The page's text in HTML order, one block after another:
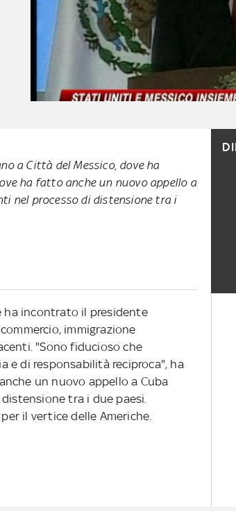
a Città del Messico, dove ha
ha fatto anche un nuovo appello a
nel processo di distensione tra i
ha incontrato il presidente
immigrazione
"Sono fiducioso che
e di responsabilità reciproca", ha
un nuovo appello a Cuba
tra i due paesi.
il vertice delle Americhe.